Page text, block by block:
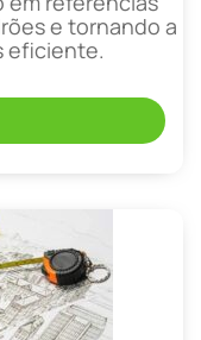
e tornando a
eficiente.